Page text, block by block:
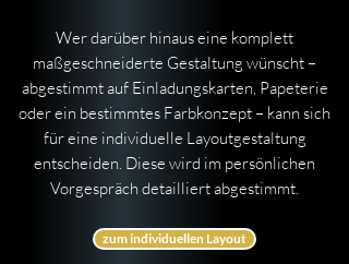
Wer darüber hinaus eine komplett
maßgeschneiderte Gestaltung wünscht –
abgestimmt auf Einladungskarten, Papeterie
oder ein bestimmtes Farbkonzept – kann sich
für eine individuelle Layoutgestaltung
entscheiden. Diese wird im persönlichen
Vorgespräch detailliert abgestimmt.
zum individuellen Layout